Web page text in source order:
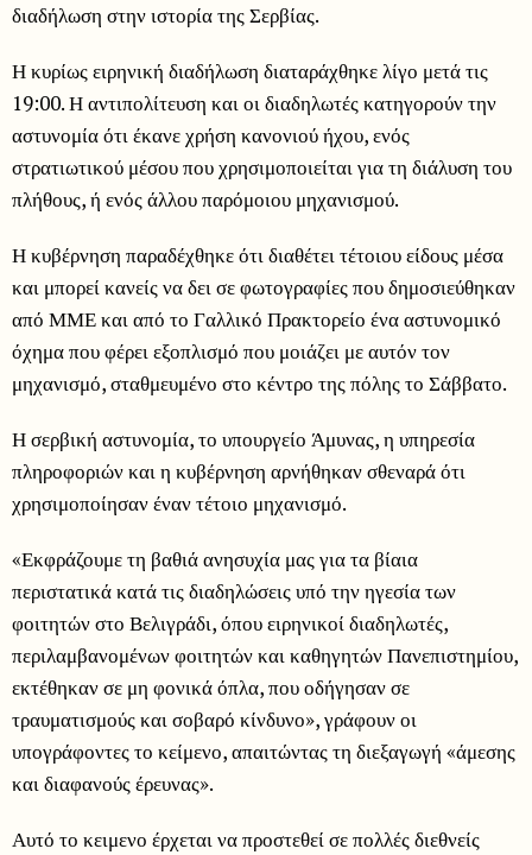
διαδήλωση στην ιστορία της Σερβίας.
Η κυρίως ειρηνική διαδήλωση διαταράχθηκε λίγο μετά τις
19:00. Η αντιπολίτευση και οι διαδηλωτές κατηγορούν την
αστυνομία ότι έκανε χρήση κανονιού ήχου, ενός
στρατιωτικού μέσου που χρησιμοποιείται για τη διάλυση του
πλήθους, ή ενός άλλου παρόμοιου μηχανισμού.
Η κυβέρνηση παραδέχθηκε ότι διαθέτει τέτοιου είδους μέσα
και μπορεί κανείς να δει σε φωτογραφίες που δημοσιεύθηκαν
από ΜΜΕ και από το Γαλλικό Πρακτορείο ένα αστυνομικό
όχημα που φέρει εξοπλισμό που μοιάζει με αυτόν τον
μηχανισμό, σταθμευμένο στο κέντρο της πόλης το Σάββατο.
Η σερβική αστυνομία, το υπουργείο Άμυνας, η υπηρεσία
πληροφοριών και η κυβέρνηση αρνήθηκαν σθεναρά ότι
χρησιμοποίησαν έναν τέτοιο μηχανισμό.
«Εκφράζουμε τη βαθιά ανησυχία μας για τα βίαια
περιστατικά κατά τις διαδηλώσεις υπό την ηγεσία των
φοιτητών στο Βελιγράδι, όπου ειρηνικοί διαδηλωτές,
περιλαμβανομένων φοιτητών και καθηγητών Πανεπιστημίου,
εκτέθηκαν σε μη φονικά όπλα, που οδήγησαν σε
τραυματισμούς και σοβαρό κίνδυνο», γράφουν οι
υπογράφοντες το κείμενο, απαιτώντας τη διεξαγωγή «άμεσης
και διαφανούς έρευνας».
Αυτό το κειμενο έρχεται να προστεθεί σε πολλές διεθνείς